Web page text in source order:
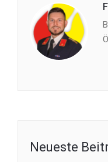
Neueste